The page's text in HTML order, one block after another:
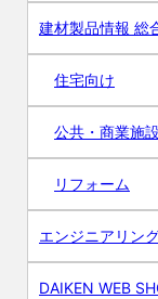
建材製品情報 総
住宅向け
公共・商業施
リフォーム
エンジニアリン
DAIKEN WEB